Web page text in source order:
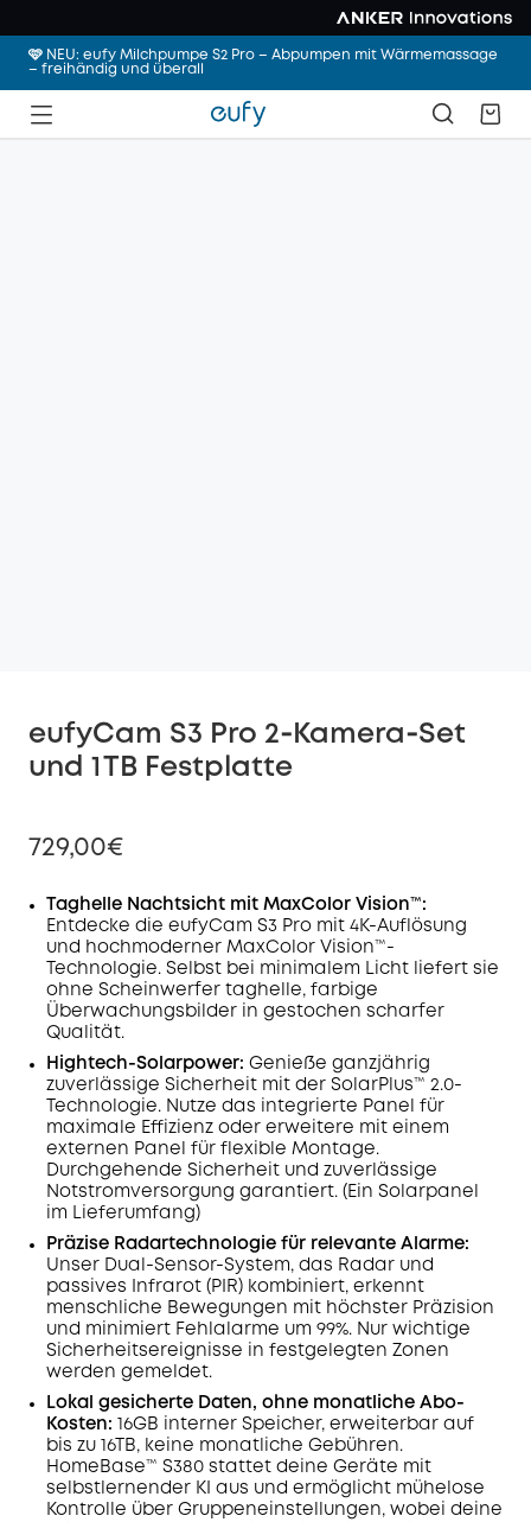
🩷 NEU: eufy Milchpumpe S2 Pro – Abpumpen mit Wärmemassage
– freihändig und überall
eufyCam S3 Pro 2‑Kamera‑Set
und 1 TB Festplatte
729,00€
Taghelle Nachtsicht mit MaxColor Vision™:
Entdecke die eufyCam S3 Pro mit 4K-Auflösung
und hochmoderner MaxColor Vision™-
Technologie. Selbst bei minimalem Licht liefert sie
ohne Scheinwerfer taghelle, farbige
Überwachungsbilder in gestochen scharfer
Qualität.
Hightech-Solarpower: Genieße ganzjährig
zuverlässige Sicherheit mit der SolarPlus™ 2.0-
Technologie. Nutze das integrierte Panel für
maximale Effizienz oder erweitere mit einem
externen Panel für flexible Montage.
Durchgehende Sicherheit und zuverlässige
Notstromversorgung garantiert. (Ein Solarpanel
im Lieferumfang)
Präzise Radartechnologie für relevante Alarme:
Unser Dual-Sensor-System, das Radar und
passives Infrarot (PIR) kombiniert, erkennt
menschliche Bewegungen mit höchster Präzision
und minimiert Fehlalarme um 99%. Nur wichtige
Sicherheitsereignisse in festgelegten Zonen
werden gemeldet.
Lokal gesicherte Daten, ohne monatliche Abo-
Kosten: 16GB interner Speicher, erweiterbar auf
bis zu 16TB, keine monatliche Gebühren.
HomeBase™ S380 stattet deine Geräte mit
selbstlernender KI aus und ermöglicht mühelose
Kontrolle über Gruppeneinstellungen, wobei deine